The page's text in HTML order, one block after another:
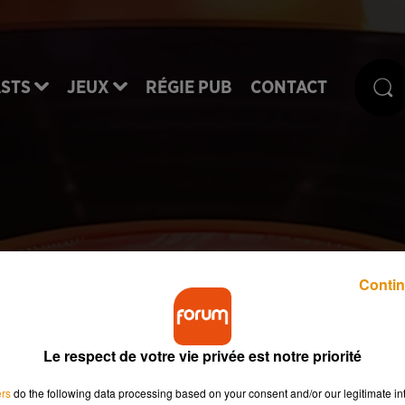
JEUX RÉGIE PUB CONTACT
du 19 mars 2020 :
Le respect de votre vie privée est notre priorité
do the following data processing based on your consent and/or our legitimate